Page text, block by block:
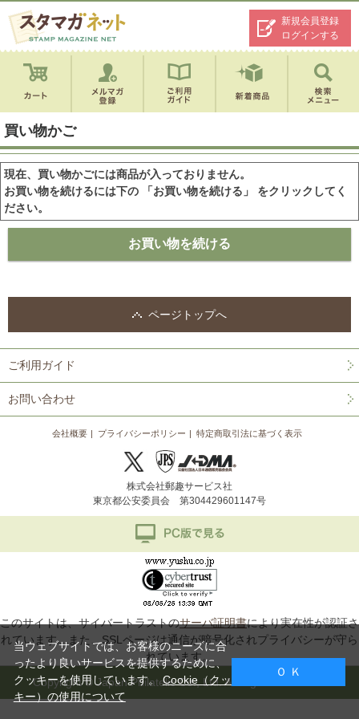
新規会員登録
ログインする
買い物かご
現在、買い物かごには商品が入っておりません。
お買い物を続けるには下の 「お買い物を続ける」 をクリックしてく
ださい。
ページトップへ
ご利用ガイド
お問い合わせ
会社概要 プライバシーポリシー 特定商取引法に基づく表示
株式会社郵趣サービス社
東京都公安委員会 第304429601147号
このサイトは、サイバートラストのサーバ証明書により実在性が認証さ
れています。また、SSLページは通信が暗号化されプライバシーが守ら
れています。
Copyright © Japan Philatelic Co., Ltd. All Rights Reserved.
当ウェブサイトでは、お客様のニーズに合
ったより良いサービスを提供するために、
クッキーを使用しています。Cookie（クッ
キー）の使用について
Ｏ Ｋ